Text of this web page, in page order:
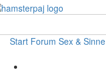
Start Forum Sex & Sinne